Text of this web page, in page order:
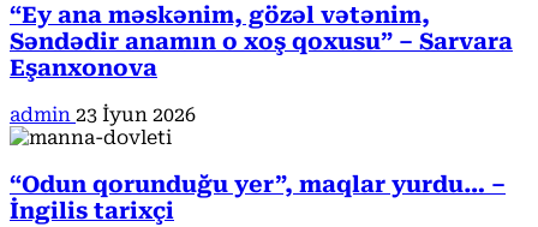
“Ey ana məskənim, gözəl vətənim,
Səndədir anamın o xoş qoxusu” – Sarvara
Eşanxonova
admin 23 İyun 2026
“Odun qorunduğu yer”, maqlar yurdu… –
İngilis tarixçi